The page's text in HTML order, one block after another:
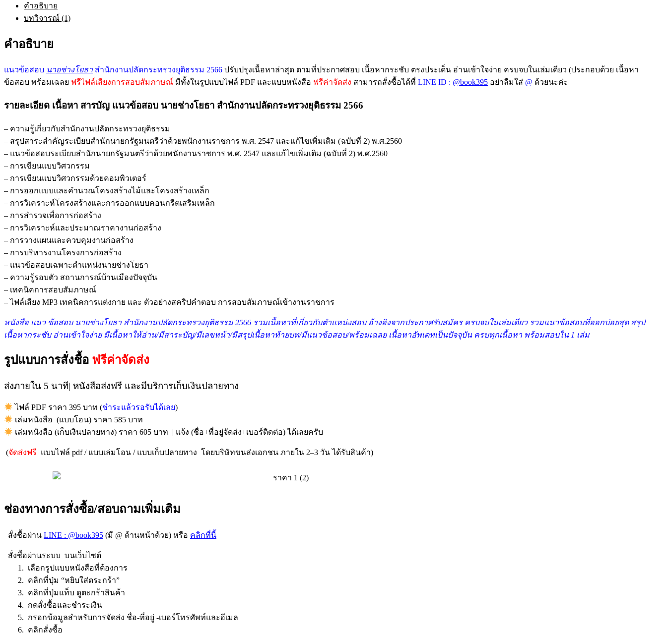
คำอธิบาย
บทวิจารณ์ (1)
คำอธิบาย
แนวข้อสอบ นายช่างโยธา สำนักงานปลัดกระทรวงยุติธรรม 2566 ปรับปรุงเนื้อหาล่าสุด ตามที่ประกาศสอบ เนื้อหากระชับ ตรงประเด็น อ่านเข้าใจง่าย ครบจบในเล่มเดียว (ประกอบด้วย เนื้อหา
ข้อสอบ พร้อมเฉลย ฟรีไฟล์เสียงการสอบสัมภาษณ์ มีทั้งในรูปแบบไฟล์ PDF และแบบหนังสือ ฟรีค่าจัดส่ง สามารถสั่งซื้อได้ที่ LINE ID : @book395 อย่าลืมใส่ @ ด้วยนะค่ะ
รายละเอียด เนื้อหา สารบัญ แนวข้อสอบ นายช่างโยธา สำนักงานปลัดกระทรวงยุติธรรม 2566
– ความรู้เกี่ยวกับสำนักงานปลัดกระทรวงยุติธรรม
– สรุปสาระสำคัญระเบียบสำนักนายกรัฐมนตรีว่าด้วยพนักงานราชการ พ.ศ. 2547 และแก้ไขเพิ่มเติม (ฉบับที่ 2) พ.ศ.2560
– แนวข้อสอบระเบียบสำนักนายกรัฐมนตรีว่าด้วยพนักงานราชการ พ.ศ. 2547 และแก้ไขเพิ่มเติม (ฉบับที่ 2) พ.ศ.2560
– การเขียนแบบวิศวกรรม
– การเขียนแบบวิศวกรรมด้วยคอมพิวเตอร์
– การออกแบบและคำนวณโครงสร้างไม้และโครงสร้างเหล็ก
– การวิเคราะห์โครงสร้างและการออกแบบคอนกรีตเสริมเหล็ก
– การสำรวจเพื่อการก่อสร้าง
– การวิเคราะห์และประมาณราคางานก่อสร้าง
– การวางแผนและควบคุมงานก่อสร้าง
– การบริหารงานโครงการก่อสร้าง
– แนวข้อสอบเฉพาะตำแหน่งนายช่างโยธา
– ความรู้รอบตัว สถานการณ์บ้านเมืองปัจจุบัน
– เทคนิคการสอบสัมภาษณ์
– ไฟล์เสียง MP3 เทคนิคการแต่งกาย และ ตัวอย่างสคริปคำตอบ การสอบสัมภาษณ์เข้างานราชการ
หนังสือ แนว ข้อสอบ นายช่างโยธา สำนักงานปลัดกระทรวงยุติธรรม 2566 รวมเนื้อหาที่เกี่ยวกับตำแหน่งสอบ อ้างอิงจากประกาศรับสมัคร ครบจบในเล่มเดียว รวมแนวข้อสอบที่ออกบ่อยสุด สรุป
เนื้อหากระชับ อ่านเข้าใจง่าย มีเนื้อหาให้อ่าน/มีสาระบัญ/มีเลขหน้า/มีสรุปเนื้อหาท้ายบท/มีแนวข้อสอบ/พร้อมเฉลย เนื้อหาอัพเดทเป็นปัจจุบัน ครบทุกเนื้อหา พร้อมสอบใน 1 เล่ม
รูปแบบการสั่งชื้อ ฟรีค่าจัดส่ง
ส่งภายใน 5 นาที| หนังสือส่งฟรี และมีบริการเก็บเงินปลายทาง
ไฟล์ PDF ราคา 395 บาท (ชำระแล้วรอรับได้เลย)
เล่มหนังสือ (แบบโอน) ราคา 585 บาท
เล่มหนังสือ (เก็บเงินปลายทาง) ราคา 605 บาท | แจ้ง (ชื่อ+ที่อยู่จัดส่ง+เบอร์ติดต่อ) ได้เลยครับ
(จัดส่งฟรี แบบไฟล์ pdf / แบบเล่มโอน / แบบเก็บปลายทาง โดยบริษัทขนส่งเอกชน ภายใน 2–3 วัน ได้รับสินค้า)
ช่องทางการสั่งซื้อ/สอบถามเพิ่มเติม
สั่งชื้อผ่าน LINE : @book395 (มี @ ด้านหน้าด้วย) หรือ คลิกที่นี้
สั่งชื้อผ่านระบบ บนเว็บไซต์
1. เลือกรูปแบบหนังสือที่ต้องการ
2. คลิกที่ปุ่ม “หยิบใส่ตระกร้า”
3. คลิกที่ปุ่มแท็บ ดูตะกร้าสินค้า
4. กดสั่งซื้อและชำระเงิน
5. กรอกข้อมูลสำหรับการจัดส่ง ชื่อ-ที่อยู่ -เบอร์โทรศัพท์และอีเมล
6. คลิกสั่งซื้อ